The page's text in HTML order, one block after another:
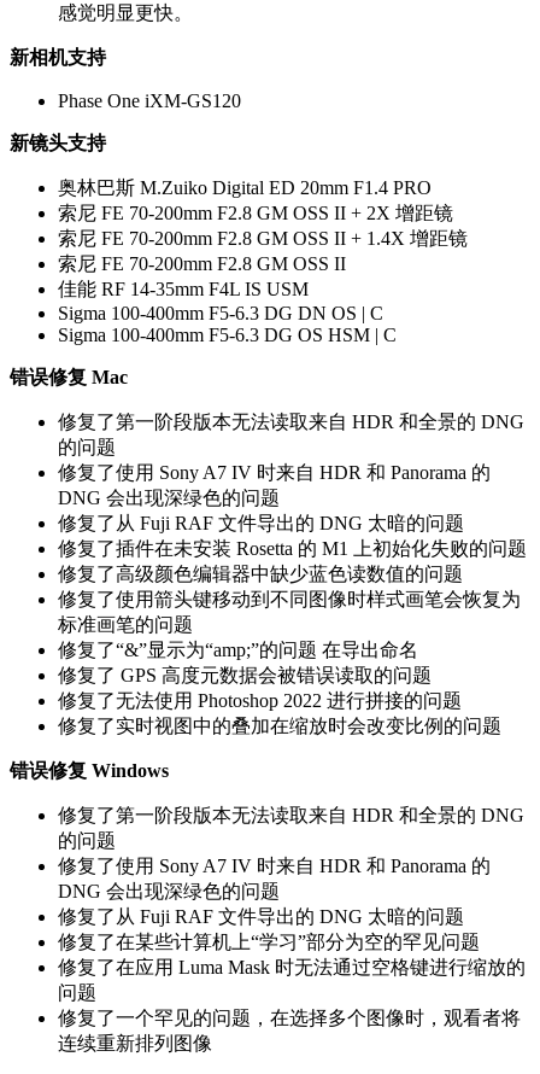
感觉明显更快。
新相机支持
Phase One iXM-GS120
新镜头支持
奥林巴斯 M.Zuiko Digital ED 20mm F1.4 PRO
索尼 FE 70-200mm F2.8 GM OSS II + 2X 增距镜
索尼 FE 70-200mm F2.8 GM OSS II + 1.4X 增距镜
索尼 FE 70-200mm F2.8 GM OSS II
佳能 RF 14-35mm F4L IS USM
Sigma 100-400mm F5-6.3 DG DN OS | C
Sigma 100-400mm F5-6.3 DG OS HSM | C
错误修复 Mac
修复了第一阶段版本无法读取来自 HDR 和全景的 DNG
的问题
修复了使用 Sony A7 IV 时来自 HDR 和 Panorama 的
DNG 会出现深绿色的问题
修复了从 Fuji RAF 文件导出的 DNG 太暗的问题
修复了插件在未安装 Rosetta 的 M1 上初始化失败的问题
修复了高级颜色编辑器中缺少蓝色读数值的问题
修复了使用箭头键移动到不同图像时样式画笔会恢复为
标准画笔的问题
修复了“&”显示为“amp;”的问题 在导出命名
修复了 GPS 高度元数据会被错误读取的问题
修复了无法使用 Photoshop 2022 进行拼接的问题
修复了实时视图中的叠加在缩放时会改变比例的问题
错误修复 Windows
修复了第一阶段版本无法读取来自 HDR 和全景的 DNG
的问题
修复了使用 Sony A7 IV 时来自 HDR 和 Panorama 的
DNG 会出现深绿色的问题
修复了从 Fuji RAF 文件导出的 DNG 太暗的问题
修复了在某些计算机上“学习”部分为空的罕见问题
修复了在应用 Luma Mask 时无法通过空格键进行缩放的
问题
修复了一个罕见的问题，在选择多个图像时，观看者将
连续重新排列图像